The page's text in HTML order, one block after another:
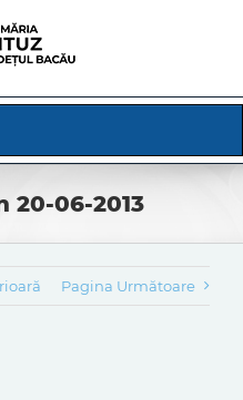
20-06-2013
Pagina Următoare